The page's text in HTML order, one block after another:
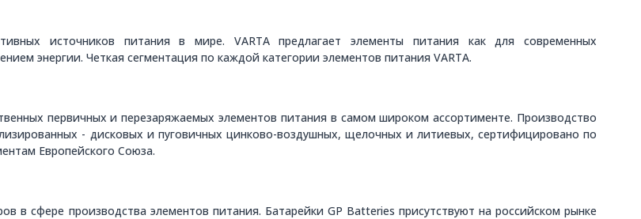
источников питания в мире. VARTA предлагает элементы питания как для современных
энергии. Четкая сегментация по каждой категории элементов питания VARTA.
первичных и перезаряжаемых элементов питания в самом широком ассортименте. Производство
- дисковых и пуговичных цинково-воздушных, щелочных и литиевых, сертифицировано по
Европейского Союза.
в сфере производства элементов питания. Батарейки GP Batteries присутствуют на российском рынке